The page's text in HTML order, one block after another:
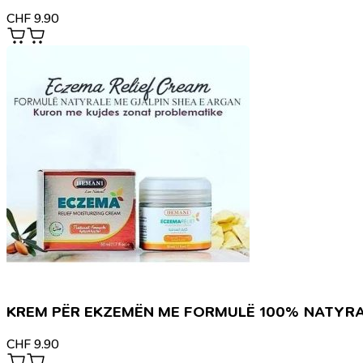
CHF 9.90
KREM PËR EKZEMËN ME FORMULË 100%
CHF 9.90